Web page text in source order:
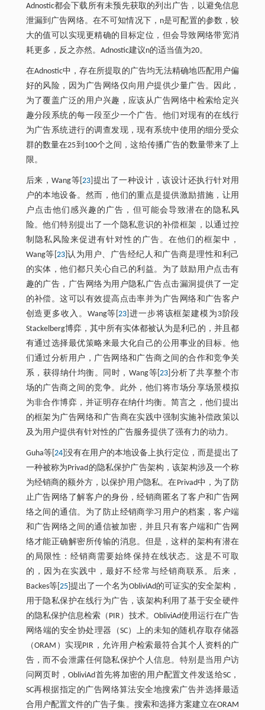
Adnostic都会下载所有未预先获取的列出广告，以避免信息
泄漏到广告网络。在不可知情况下，n是可配置的参数，较
大的值可以实现更精确的目标定位，但会导致网络带宽消
耗更多，反之亦然。Adnostic建议n的适当值为20。
在Adnostic中，存在所提取的广告均无法精确地匹配用户偏
好的风险，因为广告网络仅向用户提供少量广告。因此，
为了覆盖广泛的用户兴趣，应该从广告网络中检索给定兴
趣分段系统的每一段至少一个广告。他们对现有的在线行
为广告系统进行的调查发现，现有系统中使用的细分受众
群的数量在25到100个之间，这给传播广告的数量带来了上
限。
后来，Wang等[23 ]提出了一种设计，该设计还执行针对用
户的本地设备。然而，他们的重点是提供激励措施，让用
户点击他们感兴趣的广告，但可能会导致潜在的隐私风
险。他们特别提出了一个隐私意识的补偿框架，以通过控
制隐私风险来促进有针对性的广告。在他们的框架中，
Wang等[ 23]认为用户、广告经纪人和广告商是理性和利己
的实体，他们都只关心自己的利益。为了鼓励用户点击有
趣的广告，广告网络为用户隐私广告点击漏洞提供了一定
的补偿。这可以有效提高点击率并为广告网络和广告客户
创造更多收入。Wang等[23 ]进一步将该框架建模为3阶段
Stackelberg博弈，其中所有实体都被认为是利己的，并且都
有通过选择最优策略来最大化自己的公用事业的目标。他
们通过分析用户，广告网络和广告商之间的合作和竞争关
系，获得纳什均衡。同时，Wang等[23 ]分析了共享整个市
场的广告商之间的竞争。此外，他们将市场分享场景模拟
为非合作博弈，并证明存在纳什均衡。简言之，他们提出
的框架为广告网络和广告商在实践中强制实施补偿政策以
及为用户提供有针对性的广告服务提供了强有力的动力。
Guha等[ 24]没有在用户的本地设备上执行定位，而是提出了
一种被称为Privad的隐私保护广告架构，该架构涉及一个称
为经销商的额外方，以保护用户隐私。在Privad中，为了防
止广告网络了解客户的身份，经销商匿名了客户和广告网
络之间的通信。为了防止经销商学习用户的档案，客户端
和广告网络之间的通信被加密，并且只有客户端和广告网
络才能正确解密所传输的消息。但是，这样的架构有潜在
的局限性：经销商需要始终保持在线状态。这是不可取
的，因为在实践中，最好不经常与经销商联系。后来，
Backes等[ 25]提出了一个名为ObliviAd的可证实的安全架构，
用于隐私保护在线行为广告，该架构利用了基于安全硬件
的隐私保护信息检索（PIR）技术。ObliviAd使用运行在广告
网络端的安全协处理器（SC）上的未知的随机存取存储器
（ORAM）实现PIR，允许用户检索最符合其个人资料的广
告，而不会泄露任何隐私保护个人信息。特别是当用户访
问网页时，ObliviAd首先将加密的用户配置文件发送给SC，
SC再根据指定的广告网络算法安全地搜索广告并选择最适
合用户配置文件的广告子集。搜索和选择方案建立在ORAM